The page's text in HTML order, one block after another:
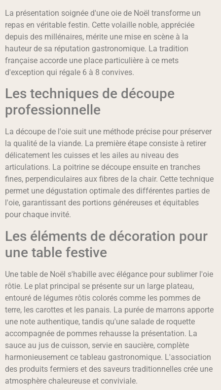
La présentation soignée d'une oie de Noël transforme un
repas en véritable festin. Cette volaille noble, appréciée
depuis des millénaires, mérite une mise en scène à la
hauteur de sa réputation gastronomique. La tradition
française accorde une place particulière à ce mets
d'exception qui régale 6 à 8 convives.
Les techniques de découpe
professionnelle
La découpe de l'oie suit une méthode précise pour préserver
la qualité de la viande. La première étape consiste à retirer
délicatement les cuisses et les ailes au niveau des
articulations. La poitrine se découpe ensuite en tranches
fines, perpendiculaires aux fibres de la chair. Cette technique
permet une dégustation optimale des différentes parties de
l'oie, garantissant des portions généreuses et équitables
pour chaque invité.
Les éléments de décoration pour
une table festive
Une table de Noël s'habille avec élégance pour sublimer l'oie
rôtie. Le plat principal se présente sur un large plateau,
entouré de légumes rôtis colorés comme les pommes de
terre, les carottes et les panais. La purée de marrons apporte
une note authentique, tandis qu'une salade de roquette
accompagnée de pommes rehausse la présentation. La
sauce au jus de cuisson, servie en saucière, complète
harmonieusement ce tableau gastronomique. L'association
des produits fermiers et des saveurs traditionnelles crée une
atmosphère chaleureuse et conviviale.